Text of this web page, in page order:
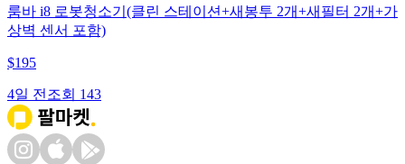
룸바 i8 로봇청소기(클린 스테이션+새봉투 2개+새필터 2개+가
상벽 센서 포함)
$195
4일 전 조회 143